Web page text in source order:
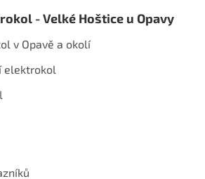
- Velké Hoštice u Opavy
v Opavě a okolí
elektrokol